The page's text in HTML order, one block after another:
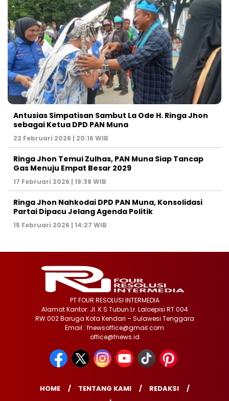
Antusias Simpatisan Sambut La Ode H. Ringa Jhon
sebagai Ketua DPD PAN Muna
22 Februari 2026 | 20:16 WIB
Ringa Jhon Temui Zulhas, PAN Muna Siap Tancap
Gas Menuju Empat Besar 2029
17 Februari 2026 | 19:38 WIB
Ringa Jhon Nahkodai DPD PAN Muna, Konsolidasi
Partai Dipacu Jelang Agenda Politik
15 Februari 2026 | 14:27 WIB
PT FOUR RESOLUSI INTERMEDIA
Alamat Kantor: Jl. K.S Tubun Lr. Laloepisi RT 004
RW 002 Baruga Kota Kendari – Sulawesi Tenggara
Email : fnewsoffice@gmail.com
office@fnews.id
HOME TENTANG KAMI
REDAKSI